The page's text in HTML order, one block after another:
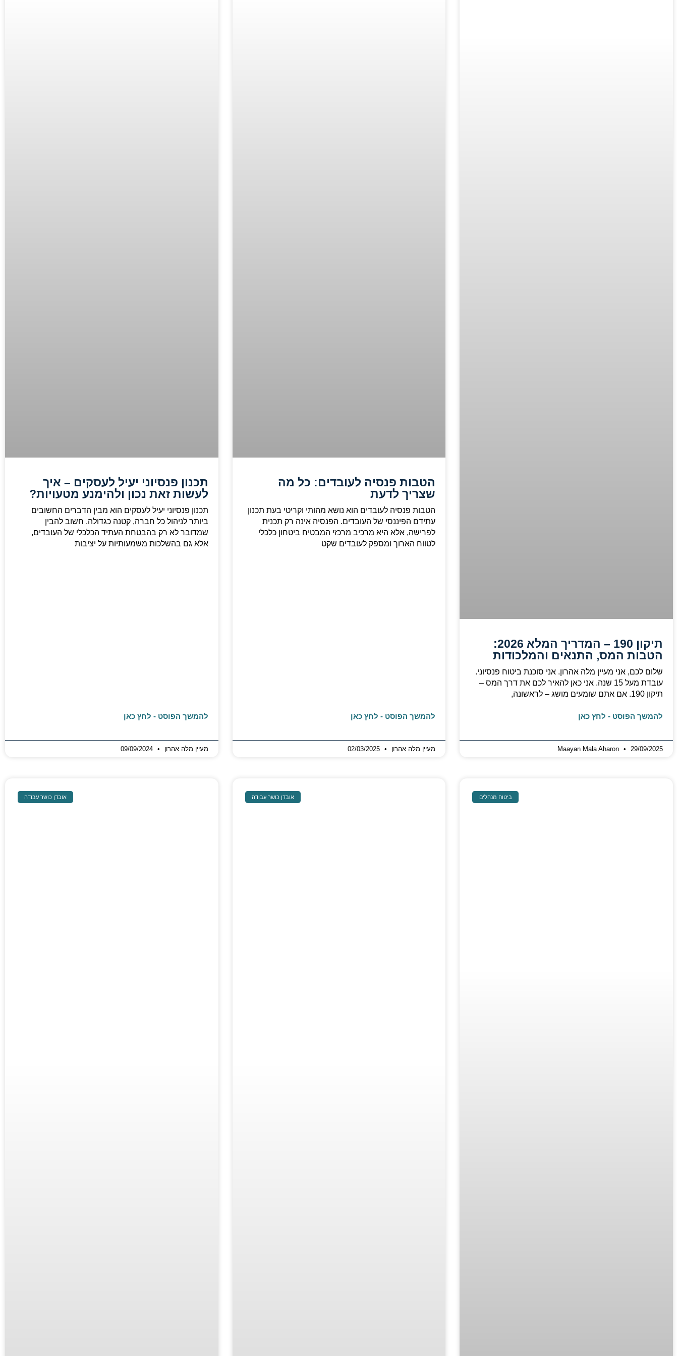
תיקון 190 – המדריך המלא 2026:
הטבות המס, התנאים והמלכודות
שלום לכם, אני מעיין מלה אהרון. אני סוכנת ביטוח פנסיוני.
עובדת מעל 15 שנה. אני כאן להאיר לכם את דרך המס –
תיקון 190. אם אתם שומעים מושג – לראשונה,
להמשך הפוסט - לחץ כאן
Maayan Mala Aharon 29/09/2025
הטבות פנסיה לעובדים: כל מה
שצריך לדעת
הטבות פנסיה לעובדים הוא נושא מהותי וקריטי בעת תכנון
עתידם הפיננסי של העובדים. הפנסיה אינה רק תכנית
לפרישה, אלא היא מרכיב מרכזי המבטיח ביטחון כלכלי
לטווח הארוך ומספק לעובדים שקט
להמשך הפוסט - לחץ כאן
מעיין מלה אהרון
תכנון פנסיוני יעיל לעסקים – איך
לעשות זאת נכון ולהימנע מטעויות?
תכנון פנסיוני יעיל לעסקים הוא מבין הדברים החשובים
ביותר לניהול כל חברה, קטנה כגדולה. חשוב להבין
שמדובר לא רק בהבטחת העתיד הכלכלי של העובדים,
אלא גם בהשלכות משמעותיות על יציבות
להמשך הפוסט - לחץ כאן
מעיין מלה אהרון 09/09/2024
ביטוח מנהלים אובדן כושר עבודה אובדן כושר עבודה